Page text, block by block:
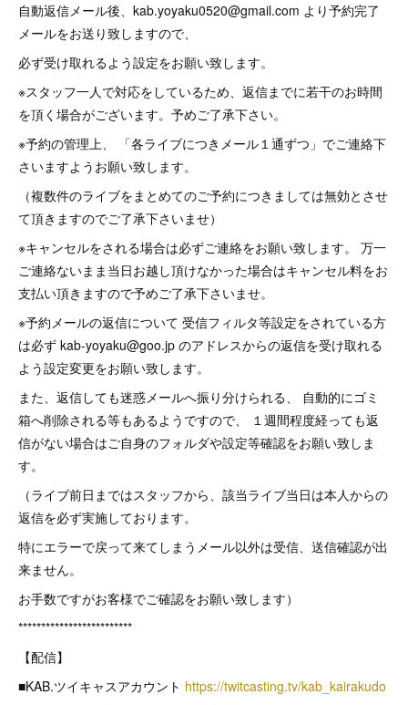
自動返信メール後、kab.yoyaku0520@gmail.com より予約完了
メールをお送り致しますので、
必ず受け取れるよう設定をお願い致します。
※スタッフ一人で対応をしているため、返信までに若干のお時間
を頂く場合がございます。予めご了承下さい。
※予約の管理上、 「各ライブにつきメール１通ずつ」でご連絡下
さいますようお願い致します。
（複数件のライブをまとめてのご予約につきましては無効とさせ
て頂きますのでご了承下さいませ）
※キャンセルをされる場合は必ずご連絡をお願い致します。 万一
ご連絡ないまま当日お越し頂けなかった場合はキャンセル料をお
支払い頂きますので予めご了承下さいませ。
※予約メールの返信について 受信フィルタ等設定をされている方
は必ず kab-yoyaku@goo.jp のアドレスからの返信を受け取れる
よう設定変更をお願い致します。
また、返信しても迷惑メールへ振り分けられる、 自動的にゴミ
箱へ削除される等もあるようですので、 １週間程度経っても返
信がない場合はご自身のフォルダや設定等確認をお願い致しま
す。
（ライブ前日まではスタッフから、該当ライブ当日は本人からの
返信を必ず実施しております。
特にエラーで戻って来てしまうメール以外は受信、送信確認が出
来ません。
お手数ですがお客様でご確認をお願い致します）
*************************
【配信】
■KAB.ツイキャスアカウント https://twitcasting.tv/kab_kairakudo